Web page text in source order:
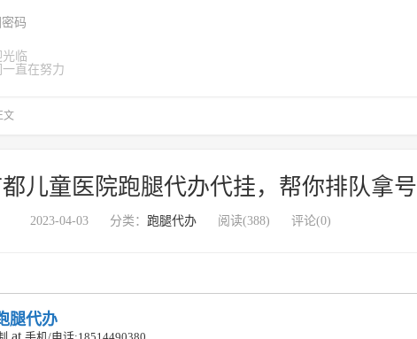
光临
一直在努力
码
文
儿童医院跑腿代办代挂，帮你排队拿号
2023-04-03 分类： 跑腿代办 阅读(388) 评论(0)
腿代办
at